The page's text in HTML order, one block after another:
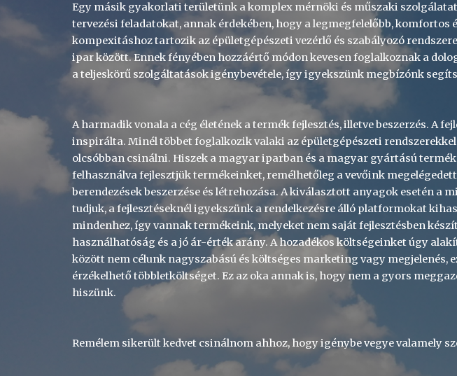
Egy másik gyakorlati területünk a komplex mérnöki és műszaki
tervezési feladatokat, annak érdekében, hogy a legmegfelelőbb, komfortos
kompexitáshoz tartozik az épületgépészeti vezérlő és szabályozó
ipar között. Ennek fényében hozzáértő módon kevesen foglalkoznak a
a teljeskörű szolgáltatások igénybevétele, így igyekszünk megbízónk
A harmadik vonala a cég életének a termék fejlesztés, illetve beszerzés. A
inspirálta. Minél többet foglalkozik valaki az épületgépészeti
olcsóbban csinálni. Hiszek a magyar iparban és a magyar gyártású
felhasználva fejlesztjük termékeinket, remélhetőleg a vevőink
berendezések beszerzése és létrehozása. A kiválasztott anyagok esetén
tudjuk, a fejlesztéseknél igyekszünk a rendelkezésre álló platformokat
mindenhez, így vannak termékeink, melyeket nem saját fejlesztésben
használhatóság és a jó ár-érték arány. A hozadékos költségeinket úgy
között nem célunk nagyszabású és költséges marketing vagy
érzékelhető többletköltséget. Ez az oka annak is, hogy nem a gyors
hiszünk.
Remélem sikerült kedvet csinálnom ahhoz, hogy igénybe vegye valamely